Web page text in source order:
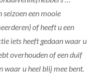
seizoen een mooie
of heeft u een
iets heeft gedaan waar u
overhouden of een duif
waar u heel blij mee bent.